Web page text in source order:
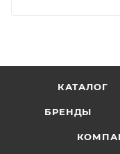
КАТАЛОГ
БРЕНДЫ